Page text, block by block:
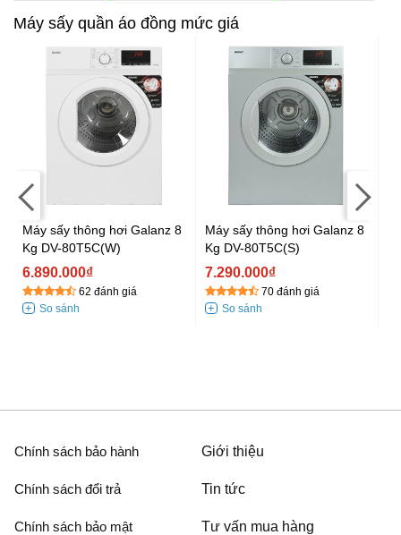
Máy sấy quần áo đồng mức giá
Máy sấy thông hơi Galanz 8
Kg DV-80T5C(W)
6.890.000₫
62 đánh giá
Máy sấy thông hơi Galanz 8
Kg DV-80T5C(S)
7.290.000₫
70 đánh giá
Chính sách bảo hành
Chính sách đổi trả
Chính sách bảo mật
Giới thiệu
Tin tức
Tư vấn mua hàng